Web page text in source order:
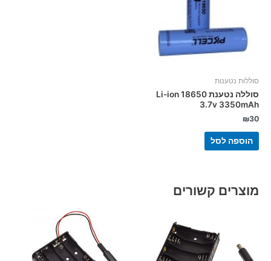
סוללות נטענות
סוללה נטענת Li-ion 18650
3.7v 3350mAh
₪30
הוספה לסל
מוצרים קשורים